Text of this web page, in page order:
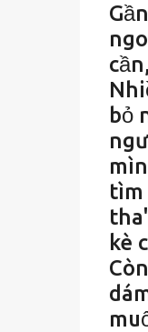
bỏ
tìm
kè